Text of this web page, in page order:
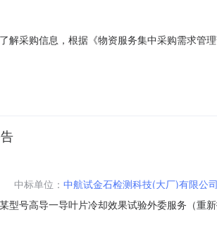
采购信息，根据《物资服务集中采购需求管
件建设需满足的要求：手工对弈系统电子化建
中标单位： 中航试金石检测科技(大厂)有限公司
型号高导一导叶片冷却效果试验外委服务（
；中国航发网上商城电子招投标专区（http://